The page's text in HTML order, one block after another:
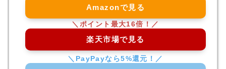
Amazonで見る
楽天市場で見る